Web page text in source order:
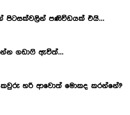
පිටසක්වලින් පණිවිඩයක් එයි…
ගඩාෆි ඇවිත්…
හරි ආවොත් මොකද කරන්නේ?